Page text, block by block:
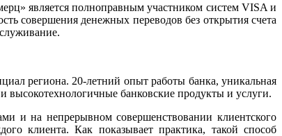
является полноправным участником систем VISA и
совершения денежных переводов без открытия счета
региона. 20-летний опыт работы банка, уникальная
высокотехнологичные банковские продукты и услуги.
и на непрерывном совершенствовании клиентского
клиента. Как показывает практика, такой способ